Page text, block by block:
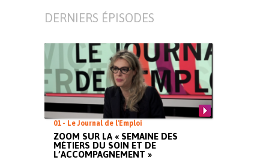
DERNIERS ÉPISODES
01 - Le Journal de l'Emploi
ZOOM SUR LA « SEMAINE DES
MÉTIERS DU SOIN ET DE
L’ACCOMPAGNEMENT »